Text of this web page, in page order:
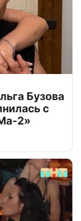
Бузова
с
2»